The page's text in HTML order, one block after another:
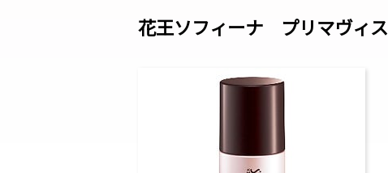
花王ソフィーナ プリマヴィ